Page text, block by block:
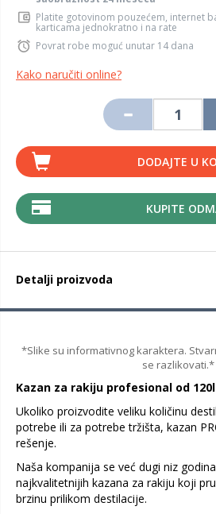
Platite gotovinom pouzećem, internet
karticama jednokratno i na rate
Povrat robe moguć unutar 14 dana
Kako naručiti online?
DODAJTE U
KUPITE
Detalji proizvoda
*Slike su informativnog karaktera.
se razlikovati.*
Kazan za rakiju profesional od 120l
Ukoliko proizvodite veliku količinu
potrebe ili za potrebe tržišta, kazan
rešenje.
Naša kompanija se već dugi niz
najkvalitetnijih kazana za rakiju koji
brzinu prilikom destilacije.